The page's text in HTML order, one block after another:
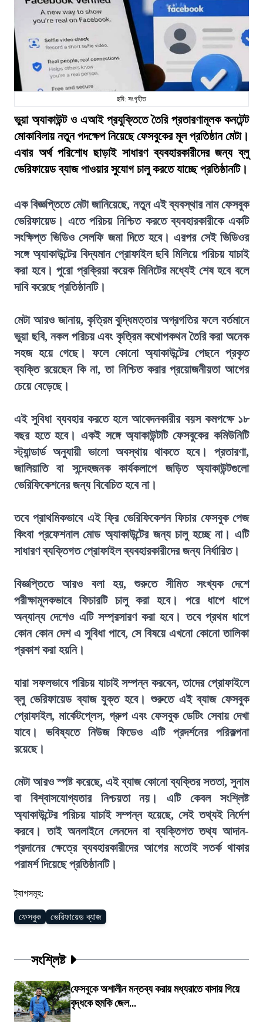
ছবি: সংগৃহীত
ভুয়া অ্যাকাউন্ট ও এআই প্রযুক্তিতে তৈরি প্রতারণামূলক কনটেন্ট
মোকাবিলায় নতুন পদক্ষেপ নিয়েছে ফেসবুকের মূল প্রতিষ্ঠান মেটা।
এবার অর্থ পরিশোধ ছাড়াই সাধারণ ব্যবহারকারীদের জন্য ব্লু
ভেরিফায়েড ব্যাজ পাওয়ার সুযোগ চালু করতে যাচ্ছে প্রতিষ্ঠানটি।
এক বিজ্ঞপ্তিতে মেটা জানিয়েছে, নতুন এই ব্যবস্থার নাম ফেসবুক
ভেরিফায়েড। এতে পরিচয় নিশ্চিত করতে ব্যবহারকারীকে একটি
সংক্ষিপ্ত ভিডিও সেলফি জমা দিতে হবে। এরপর সেই ভিডিওর
সঙ্গে অ্যাকাউন্টের বিদ্যমান প্রোফাইল ছবি মিলিয়ে পরিচয় যাচাই
করা হবে। পুরো প্রক্রিয়া কয়েক মিনিটের মধ্যেই শেষ হবে বলে
দাবি করেছে প্রতিষ্ঠানটি।
মেটা আরও জানায়, কৃত্রিম বুদ্ধিমত্তার অগ্রগতির ফলে বর্তমানে
ভুয়া ছবি, নকল পরিচয় এবং কৃত্রিম কথোপকথন তৈরি করা অনেক
সহজ হয়ে গেছে। ফলে কোনো অ্যাকাউন্টের পেছনে প্রকৃত
ব্যক্তি রয়েছেন কি না, তা নিশ্চিত করার প্রয়োজনীয়তা আগের
চেয়ে বেড়েছে।
এই সুবিধা ব্যবহার করতে হলে আবেদনকারীর বয়স কমপক্ষে ১৮
বছর হতে হবে। একই সঙ্গে অ্যাকাউন্টটি ফেসবুকের কমিউনিটি
স্ট্যান্ডার্ড অনুযায়ী ভালো অবস্থায় থাকতে হবে। প্রতারণা,
জালিয়াতি বা সন্দেহজনক কার্যকলাপে জড়িত অ্যাকাউন্টগুলো
ভেরিফিকেশনের জন্য বিবেচিত হবে না।
তবে প্রাথমিকভাবে এই ফ্রি ভেরিফিকেশন ফিচার ফেসবুক পেজ
কিংবা প্রফেশনাল মোড অ্যাকাউন্টের জন্য চালু হচ্ছে না। এটি
সাধারণ ব্যক্তিগত প্রোফাইল ব্যবহারকারীদের জন্য নির্ধারিত।
বিজ্ঞপ্তিতে আরও বলা হয়, শুরুতে সীমিত সংখ্যক দেশে
পরীক্ষামূলকভাবে ফিচারটি চালু করা হবে। পরে ধাপে ধাপে
অন্যান্য দেশেও এটি সম্প্রসারণ করা হবে। তবে প্রথম ধাপে
কোন কোন দেশ এ সুবিধা পাবে, সে বিষয়ে এখনো কোনো তালিকা
প্রকাশ করা হয়নি।
যারা সফলভাবে পরিচয় যাচাই সম্পন্ন করবেন, তাদের প্রোফাইলে
ব্লু ভেরিফায়েড ব্যাজ যুক্ত হবে। শুরুতে এই ব্যাজ ফেসবুক
প্রোফাইল, মার্কেটপ্লেস, গ্রুপ এবং ফেসবুক ডেটিং সেবায় দেখা
যাবে। ভবিষ্যতে নিউজ ফিডেও এটি প্রদর্শনের পরিকল্পনা
রয়েছে।
মেটা আরও স্পষ্ট করেছে, এই ব্যাজ কোনো ব্যক্তির সততা, সুনাম
বা বিশ্বাসযোগ্যতার নিশ্চয়তা নয়। এটি কেবল সংশ্লিষ্ট
অ্যাকাউন্টের পরিচয় যাচাই সম্পন্ন হয়েছে, সেই তথ্যই নির্দেশ
করবে। তাই অনলাইনে লেনদেন বা ব্যক্তিগত তথ্য আদান-
প্রদানের ক্ষেত্রে ব্যবহারকারীদের আগের মতোই সতর্ক থাকার
পরামর্শ দিয়েছে প্রতিষ্ঠানটি।
ট্যাগসমূহ:
ফেসবুক ভেরিফায়েড ব্যাজ
সংশ্লিষ্ট
ফেসবুকে অশালীন মন্তব্য করায় মধ্যরাতে বাসায় গিয়ে
বৃদ্ধকে হুমকি জেল...